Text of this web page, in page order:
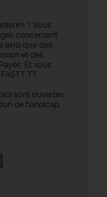
? Vous
concernant
ainsi que des
et des
Et vous
TT.
sont ouvertes
de handicap.